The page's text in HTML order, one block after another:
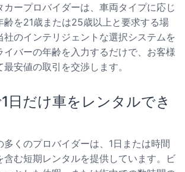
カープロバイダーは、車両タイプに応じ
齢を21歳または25歳以上と要求する場
社のインテリジェントな選択システムを
イバーの年齢を入力するだけで、お客様
安値の取引を交渉します。
日だけ車をレンタルでき
多くのプロバイダーは、1日または時間
含む短期レンタルを提供しています。ビ